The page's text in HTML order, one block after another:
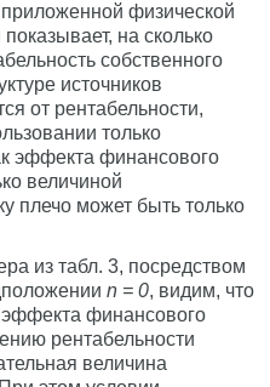
приложенной физической
на сколько
собственного
источников
от рентабельности,
только
эффекта финансового
величиной
плечо может быть только
из табл. 3, посредством
n = 0, видим, что
эффекта финансового
рентабельности
величина